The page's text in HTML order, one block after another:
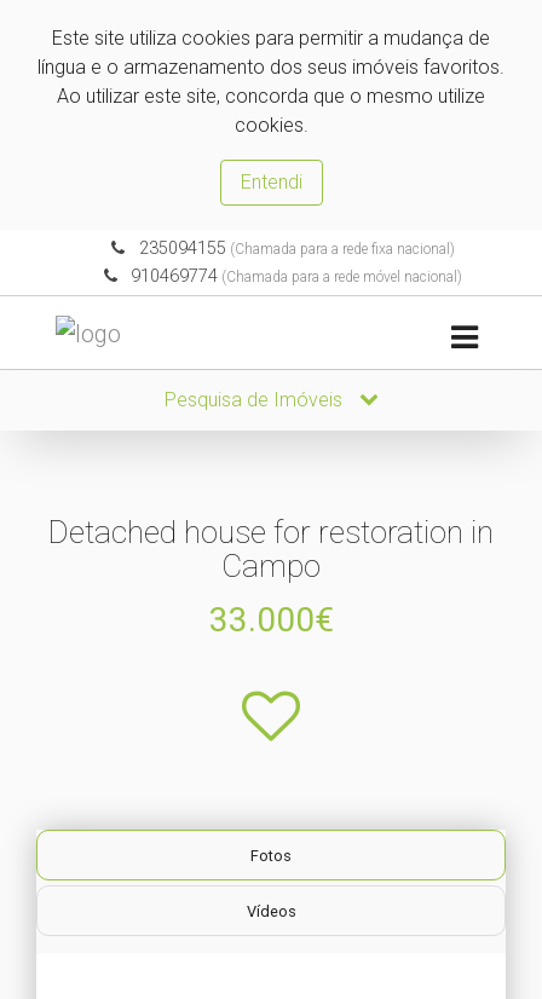
Este site utiliza cookies para permitir a mudança de
língua e o armazenamento dos seus imóveis favoritos.
Ao utilizar este site, concorda que o mesmo utilize
cookies.
Entendi
235094155 (Chamada para a rede fixa nacional)
910469774 (Chamada para a rede móvel nacional)
Pesquisa de Imóveis
Detached house for restoration in
Campo
33.000€
Fotos
Vídeos